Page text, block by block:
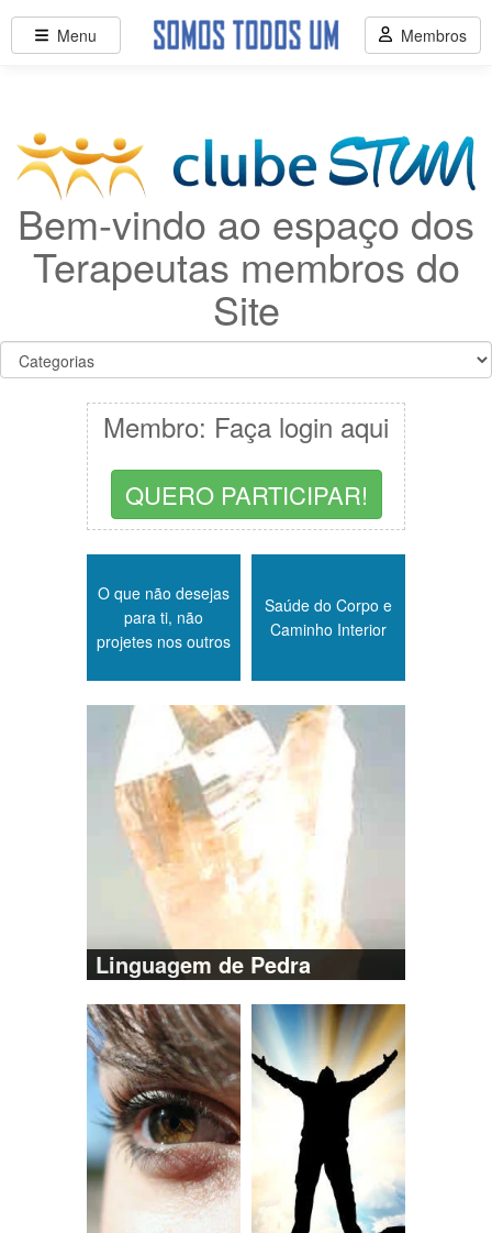
Bem-vindo ao espaço dos
Terapeutas membros do
Site
Membro: Faça login aqui
QUERO PARTICIPAR!
O que não desejas
para ti, não
projetes nos outros
Saúde do Corpo e
Caminho Interior
Linguagem de Pedra
Menu Membros